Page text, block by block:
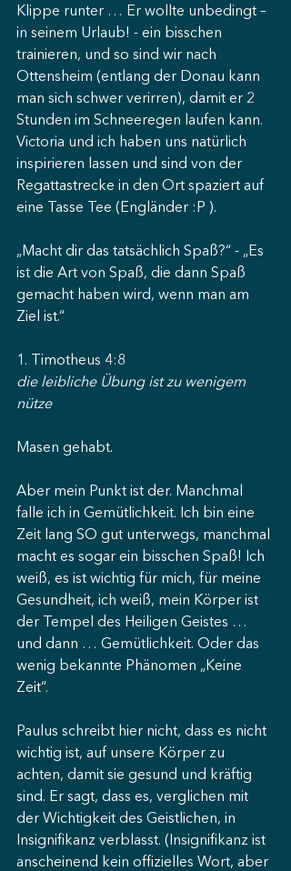
Klippe runter … Er wollte unbedingt –
in seinem Urlaub! - ein bisschen
trainieren, und so sind wir nach
Ottensheim (entlang der Donau kann
man sich schwer verirren), damit er 2
Stunden im Schneeregen laufen kann.
Victoria und ich haben uns natürlich
inspirieren lassen und sind von der
Regattastrecke in den Ort spaziert auf
eine Tasse Tee (Engländer :P ).
„Macht dir das tatsächlich Spaß?“ - „Es
ist die Art von Spaß, die dann Spaß
gemacht haben wird, wenn man am
Ziel ist.“
1. Timotheus 4:8
die leibliche Übung ist zu wenigem
nütze
Masen gehabt.
Aber mein Punkt ist der. Manchmal
falle ich in Gemütlichkeit. Ich bin eine
Zeit lang SO gut unterwegs, manchmal
macht es sogar ein bisschen Spaß! Ich
weiß, es ist wichtig für mich, für meine
Gesundheit, ich weiß, mein Körper ist
der Tempel des Heiligen Geistes …
und dann … Gemütlichkeit. Oder das
wenig bekannte Phänomen „Keine
Zeit“.
Paulus schreibt hier nicht, dass es nicht
wichtig ist, auf unsere Körper zu
achten, damit sie gesund und kräftig
sind. Er sagt, dass es, verglichen mit
der Wichtigkeit des Geistlichen, in
Insignifikanz verblasst. (Insignifikanz ist
anscheinend kein offizielles Wort, aber